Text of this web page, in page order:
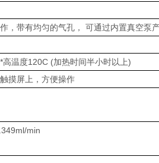
，带有均匀的气孔， 可通过内置真空泵
高温度120C (加热时间半小时以上)
摸屏上，方便操作
min